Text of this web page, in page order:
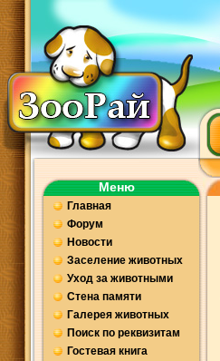
Меню
Главная
Форум
Новости
Заселение животных
Уход за животными
Стена памяти
Галерея животных
Поиск по реквизитам
Гостевая книга